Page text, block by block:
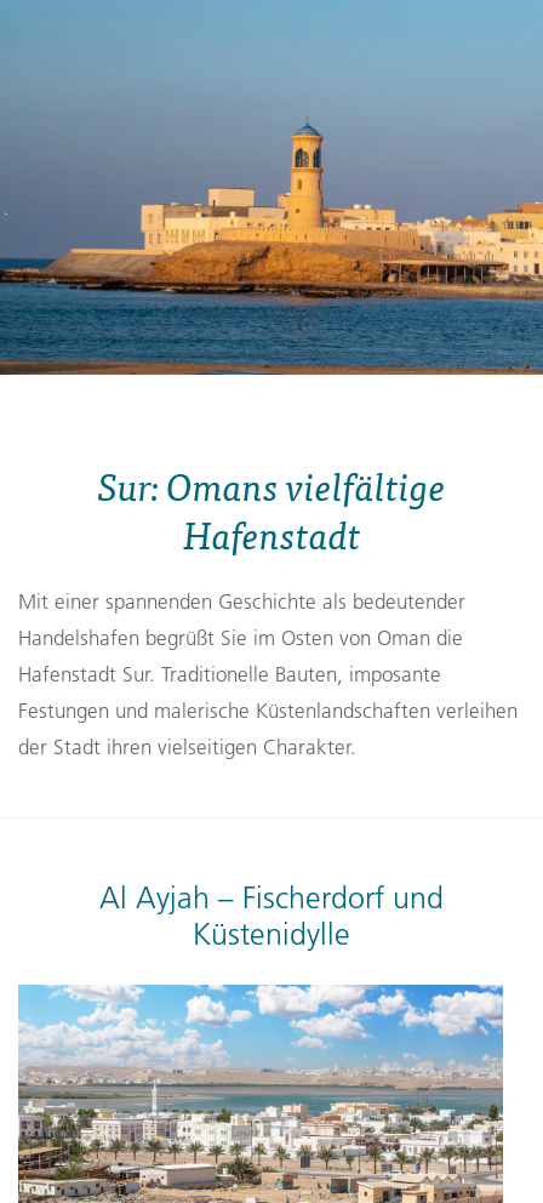
Sur: Omans vielfältige
Hafenstadt
Mit einer spannenden Geschichte als bedeutender
Handelshafen begrüßt Sie im Osten von Oman die
Hafenstadt Sur. Traditionelle Bauten, imposante
Festungen und malerische Küstenlandschaften verleihen
der Stadt ihren vielseitigen Charakter.
Al Ayjah – Fischerdorf und
Küstenidylle